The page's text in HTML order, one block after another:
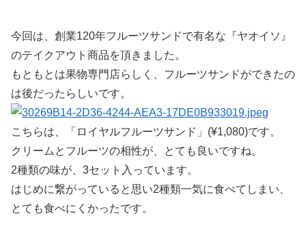
今回は、創業120年フルーツサンドで有名な『ヤオイソ』
のテイクアウト商品を頂きました。
もともとは果物専門店らしく、フルーツサンドができたの
は後だったらしいです。
こちらは、「ロイヤルフルーツサンド」(¥1,080)です。
クリームとフルーツの相性が、とても良いですね。
2種類の味が、3セット入っています。
はじめに繋がっていると思い2種類一気に食べてしまい、
とても食べにくかったです。